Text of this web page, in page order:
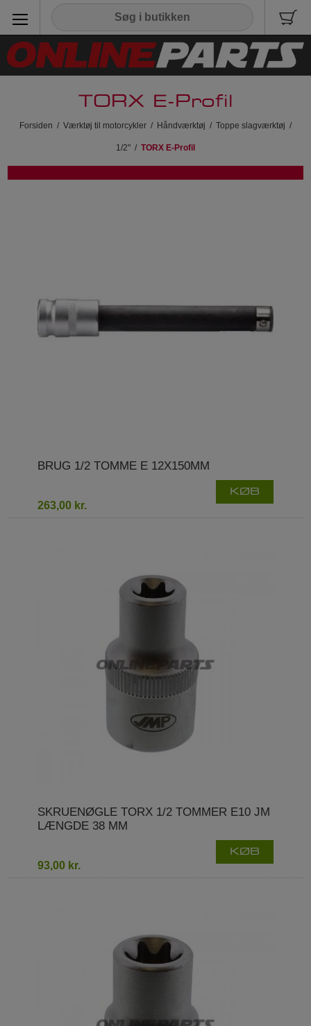
TORX E-Profil
Forsiden / Værktøj til motorcykler / Håndværktøj / Toppe slagværktøj /
1/2" / TORX E-Profil
BRUG 1/2 TOMME E 12X150MM
263,00 kr.
KØB
SKRUENØGLE TORX 1/2 TOMMER E10 JM
LÆNGDE 38 MM
93,00 kr.
KØB